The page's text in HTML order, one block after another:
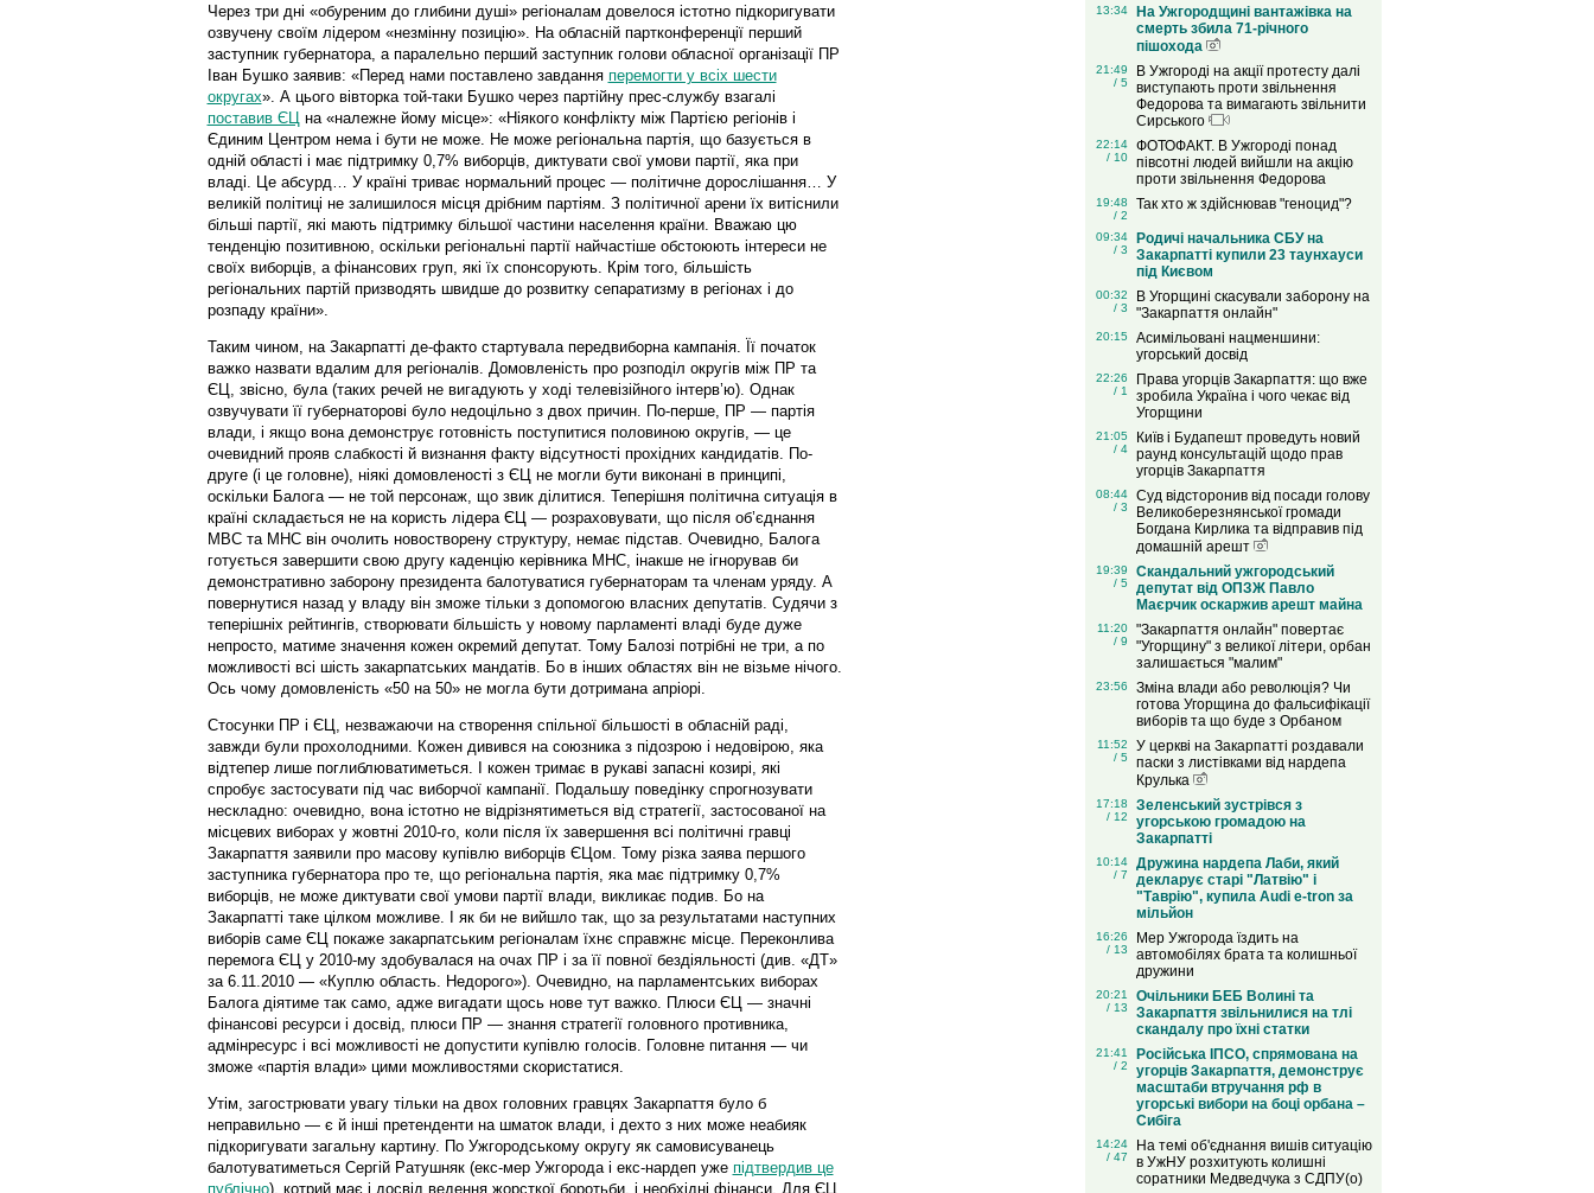
Через три дні «обуреним до глибини душі» регіоналам довелося істотно підкоригувати
озвучену своїм лідером «незмінну позицію». На обласній партконференції перший
заступник губернатора, а паралельно перший заступник голови обласної організації ПР
Іван Бушко заявив: «Перед нами поставлено зав­дання перемогти у всіх шести
округах». А цього вівторка той-таки Бушко через партійну прес-службу взагалі
поставив ЄЦ
на «належне йому місце»: «Ніякого конфлікту між Пар­тією регіонів і
Єдиним Центром нема і бути не може. Не може регіональна партія, що базується в
одній області і має підтримку 0,7% виборців, диктувати свої умови партії, яка при
владі. Це абсурд… У країні триває нормальний процес — політичне дорослішання… У
великій політиці не залишилося місця дрібним партіям. З політичної арени їх витіснили
більші партії, які мають підтримку більшої частини населення країни. Вважаю цю
тенденцію позитивною, оскільки регіональні партії найчастіше обстоюють інтереси не
своїх виборців, а фінансових груп, які їх спонсорують. Крім того, більшість
регіональних партій призводять швидше до розвитку сепаратизму в регіонах і до
розпаду країни».
Таким чином, на Закарпатті де-факто стартувала передвиборна кампанія. Її початок
важко назвати вдалим для регіоналів. Домовленість про розподіл округів між ПР та
ЄЦ, звісно, була (таких речей не вигадують у ході телевізійного інтерв’ю). Однак
озвучувати її губернаторові було недоцільно з двох причин. По-перше, ПР — партія
влади, і якщо вона демонструє готовність поступитися половиною округів, — це
очевидний прояв слабкості й визнання факту відсутності прохідних кандидатів. По-
друге (і це головне), ніякі домовленості з ЄЦ не могли бути виконані в принципі,
оскільки Балога — не той персонаж, що звик ділитися. Теперішня політична ситуація в
країні складається не на користь лідера ЄЦ — розраховувати, що після об’єднання
МВС та МНС він очолить новостворену структуру, немає підстав. Очевидно, Балога
готується завершити свою другу каденцію керівника МНС, інакше не ігнорував би
демонстративно заборону президента балотуватися губернаторам та членам уряду. А
повернутися назад у владу він зможе тільки з допомогою власних депутатів. Судячи з
теперішніх рейтингів, створювати більшість у новому парламенті владі буде дуже
непросто, матиме значення кожен окремий депутат. Тому Балозі потрібні не три, а по
можливості всі шість закарпатських мандатів. Бо в інших областях він не візьме нічого.
Ось чому домовленість «50 на 50» не могла бути дотримана апріорі.
Стосунки ПР і ЄЦ, незважаючи на створення спільної більшості в обласній раді,
завжди були прохолодними. Кожен дивився на союзника з підозрою і недовірою, яка
відтепер лише поглиблюватиметься. І кожен тримає в рукаві запасні козирі, які
спробує застосувати під час виборчої кампанії. Подальшу поведінку спрогнозувати
нескладно: очевидно, вона істотно не відрізнятиметься від стратегії, застосованої на
місцевих виборах у жовтні 2010-го, коли після їх завершення всі політичні гравці
Закарпаття заявили про масову купівлю виборців ЄЦом. Тому різка заява першого
заступника губернатора про те, що регіональна партія, яка має підтримку 0,7%
виборців, не може диктувати свої умови партії влади, викликає подив. Бо на
Закарпатті таке цілком можливе. І як би не вийшло так, що за результатами наступних
виборів саме ЄЦ покаже закарпатським регіоналам їхнє справжнє місце. Переконлива
перемога ЄЦ у 2010-му здобувалася на очах ПР і за її повної бездіяльності (див. «ДТ»
за 6.11.2010 — «Куплю область. Недорого»). Очевидно, на парламентських виборах
Балога діятиме так само, адже вигадати щось нове тут важко. Плюси ЄЦ — значні
фінансові ресурси і досвід, плюси ПР — знання стратегії головного противника,
адмінресурс і всі можливості не допустити купівлю голосів. Головне питання — чи
зможе «партія влади» цими можливостями скористатися.
Утім, загострювати увагу тільки на двох головних гравцях Закарпаття було б
неправильно — є й інші претенденти на шматок влади, і дехто з них може неабияк
підкоригувати загальну картину. По Ужгородському округу як самовисуванець
балотуватиметься Сергій Ратушняк (екс-мер Ужгорода і екс-нардеп уже підтвердив це
публічно), котрий має і досвід ведення жорсткої боротьби, і необхідні фінанси. Для ЄЦ
13:34
На Ужгородщині вантажівка на
смерть збила 71-річного
пішохода
21:49
/ 5
В Ужгороді на акції протесту далі
виступають проти звільнення
Федорова та вимагають звільнити
Сирського
22:14
/ 10
ФОТОФАКТ. В Ужгороді понад
півсотні людей вийшли на акцію
проти звільнення Федорова
19:48
/ 2
Так хто ж здійснював "геноцид"?
09:34
/ 3
Родичі начальника СБУ на
Закарпатті купили 23 таунхауси
під Києвом
00:32
/ 3
В Угорщині скасували заборону на
"Закарпаття онлайн"
20:15
Асимільовані нацменшини:
угорський досвід
22:26
/ 1
Права угорців Закарпаття: що вже
зробила Україна і чого чекає від
Угорщини
21:05
/ 4
Київ і Будапешт проведуть новий
раунд консультацій щодо прав
угорців Закарпаття
08:44
/ 3
Суд відсторонив від посади голову
Великоберезнянської громади
Богдана Кирлика та відправив під
домашній арешт
19:39
/ 5
Скандальний ужгородський
депутат від ОПЗЖ Павло
Маєрчик оскаржив арешт майна
11:20
/ 9
"Закарпаття онлайн" повертає
"Угорщину" з великої літери, орбан
залишається "малим"
23:56
Зміна влади або революція? Чи
готова Угорщина до фальсифікації
виборів та що буде з Орбаном
11:52
/ 5
У церкві на Закарпатті роздавали
паски з листівками від нардепа
Крулька
17:18
/ 12
Зеленський зустрівся з
угорською громадою на
Закарпатті
10:14
/ 7
Дружина нардепа Лаби, який
декларує старі "Латвію" і
"Таврію", купила Audi e-tron за
мільйон
16:26
/ 13
Мер Ужгорода їздить на
автомобілях брата та колишньої
дружини
20:21
/ 13
Очільники БЕБ Волині та
Закарпаття звільнилися на тлі
скандалу про їхні статки
21:41
/ 2
Російська ІПСО, спрямована на
угорців Закарпаття, демонструє
масштаби втручання рф в
угорські вибори на боці орбана –
Сибіга
14:24
/ 47
На темі об'єднання вишів ситуацію
в УжНУ розхитують колишні
соратники Медведчука з СДПУ(о)